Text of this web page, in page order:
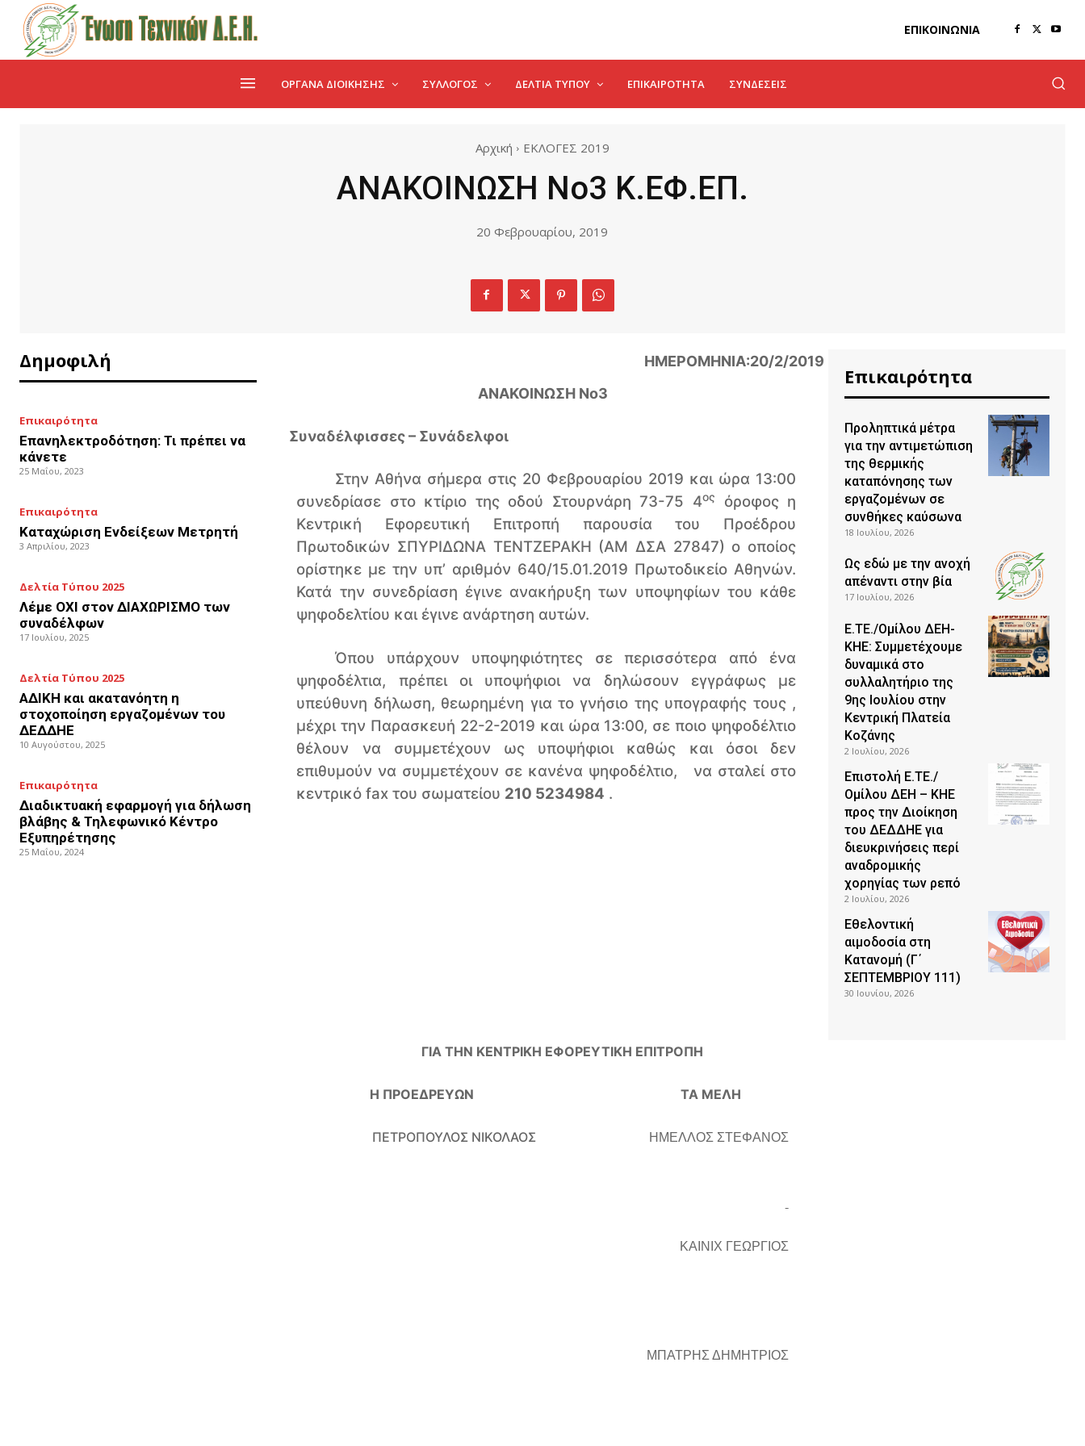
ΕΠΙΚΟΙΝΩΝΊΑ
ΌΡΓΑΝΑ ΔΙΟΊΚΗΣΗΣ ΣΥΛΛΟΓΟΣ ΔΕΛΤΊΑ ΤΎΠΟΥ ΕΠΙΚΑΙΡΌΤΗΤΑ ΣΥΝΔΈΣΕΙΣ
Αρχική ΕΚΛΟΓΕΣ 2019
ΑΝΑΚΟΙΝΩΣΗ Νο3 Κ.ΕΦ.ΕΠ.
20 Φεβρουαρίου, 2019
Δημοφιλή
Επικαιρότητα
Επανηλεκτροδότηση: Τι πρέπει να
κάνετε
25 Μαΐου, 2023
Επικαιρότητα
Καταχώριση Ενδείξεων Μετρητή
3 Απριλίου, 2023
Δελτία Τύπου 2025
Λέμε ΟΧΙ στον ΔΙΑΧΩΡΙΣΜΟ των
συναδέλφων
17 Ιουλίου, 2025
Δελτία Τύπου 2025
ΑΔΙΚΗ και ακατανόητη η
στοχοποίηση εργαζομένων του
ΔΕΔΔΗΕ
10 Αυγούστου, 2025
Επικαιρότητα
Διαδικτυακή εφαρμογή για δήλωση
βλάβης & Τηλεφωνικό Κέντρο
Εξυπηρέτησης
25 Μαΐου, 2024
ΗΜΕΡΟΜΗΝΙΑ:20/2/2019
ΑΝΑΚΟΙΝΩΣΗ Νο3
Συναδέλφισσες – Συνάδελφοι
Στην Αθήνα σήμερα στις 20 Φεβρουαρίου 2019 και ώρα 13:00
συνεδρίασε στο κτίριο της οδού Στουρνάρη 73-75 4ος
όροφος η
Κεντρική Εφορευτική Επιτροπή παρουσία του Προέδρου
Πρωτοδικών ΣΠΥΡΙΔΩΝΑ ΤΕΝΤΖΕΡΑΚΗ (ΑΜ ΔΣΑ 27847) ο οποίος
ορίστηκε με την υπ’ αριθμόν 640/15.01.2019 Πρωτοδικείο Αθηνών.
Κατά την συνεδρίαση έγινε ανακήρυξη των υποψηφίων του κάθε
ψηφοδελτίου και έγινε ανάρτηση αυτών.
Όπου υπάρχουν υποψηφιότητες σε περισσότερα από ένα
ψηφοδέλτια, πρέπει οι υποψήφιοι να δηλώσουν εγγράφως με
υπεύθυνη δήλωση, θεωρημένη για το γνήσιο της υπογραφής τους ,
μέχρι την Παρασκευή 22-2-2019 και ώρα 13:00, σε ποιο ψηφοδέλτιο
θέλουν να συμμετέχουν ως υποψήφιοι καθώς και όσοι δεν
επιθυμούν να συμμετέχουν σε κανένα ψηφοδέλτιο, να σταλεί στο
κεντρικόfax του σωματείου 210 5234984 .
ΓΙΑ ΤΗΝ ΚΕΝΤΡΙΚΗ ΕΦΟΡΕΥΤΙΚΗ ΕΠΙΤΡΟΠΗ
Η ΠΡΟΕΔΡΕΥΩΝ ΤΑ ΜΕΛΗ
ΠΕΤΡΟΠΟΥΛΟΣ ΝΙΚΟΛΑΟΣ ΗΜΕΛΛΟΣ ΣΤΕΦΑΝΟΣ
ΚΑΙΝΙΧ ΓΕΩΡΓΙΟΣ
ΜΠΑΤΡΗΣ ΔΗΜΗΤΡΙΟΣ
Επικαιρότητα
Προληπτικά μέτρα
για την αντιμετώπιση
της θερμικής
καταπόνησης των
εργαζομένων σε
συνθήκες καύσωνα
18 Ιουλίου, 2026
Ως εδώ με την ανοχή
απέναντι στην βία
17 Ιουλίου, 2026
Ε.ΤΕ./Ομίλου ΔΕΗ-
ΚΗΕ: Συμμετέχουμε
δυναμικά στο
συλλαλητήριο της
9ης Ιουλίου στην
Κεντρική Πλατεία
Κοζάνης
2 Ιουλίου, 2026
Επιστολή Ε.ΤΕ./
Ομίλου ΔΕΗ – ΚΗΕ
προς την Διοίκηση
του ΔΕΔΔΗΕ για
διευκρινήσεις περί
αναδρομικής
χορηγίας των ρεπό
2 Ιουλίου, 2026
Εθελοντική
αιμοδοσία στη
Κατανομή (Γ΄
ΣΕΠΤΕΜΒΡΙΟΥ 111)
30 Ιουνίου, 2026